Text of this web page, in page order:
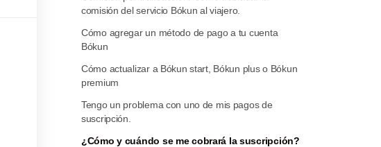
comisión del servicio Bókun al viajero.
Cómo agregar un método de pago a tu cuenta
Bókun
Cómo actualizar a Bókun start, Bókun plus o Bókun
premium
Tengo un problema con uno de mis pagos de
suscripción.
¿Cómo y cuándo se me cobrará la suscripción?